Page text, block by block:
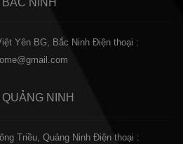
BẮC NINH
Yên BG, Bắc Ninh Điện thoại :
QUẢNG NINH
Triều, Quảng Ninh Điện thoại :